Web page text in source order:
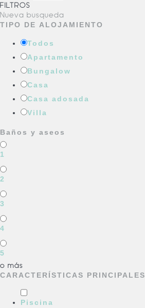
FILTROS
Nueva búsqueda
TIPO DE ALOJAMIENTO
Todos
Apartamento
Bungalow
Casa
Casa adosada
Villa
Baños y aseos
1
2
3
4
5
o más
CARACTERÍSTICAS PRINCIPALES
Piscina